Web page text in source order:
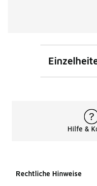
Hilfe &
Rechtliche Hinweise